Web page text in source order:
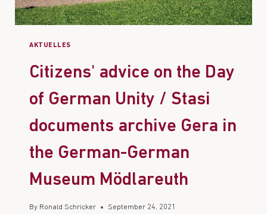
AKTUELLES
Citizens' advice on the Day
of German Unity / Stasi
documents archive Gera in
the German-German
Museum Mödlareuth
By Ronald Schricker September 24, 2021